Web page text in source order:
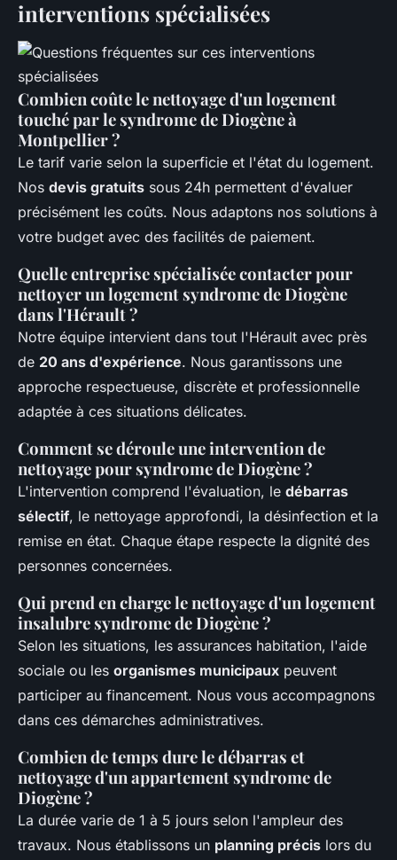
interventions spécialisées
Combien coûte le nettoyage d'un logement
touché par le syndrome de Diogène à
Montpellier ?
Le tarif varie selon la superficie et l'état du logement.
Nos devis gratuits sous 24h permettent d'évaluer
précisément les coûts. Nous adaptons nos solutions à
votre budget avec des facilités de paiement.
Quelle entreprise spécialisée contacter pour
nettoyer un logement syndrome de Diogène
dans l'Hérault ?
Notre équipe intervient dans tout l'Hérault avec près
de 20 ans d'expérience. Nous garantissons une
approche respectueuse, discrète et professionnelle
adaptée à ces situations délicates.
Comment se déroule une intervention de
nettoyage pour syndrome de Diogène ?
L'intervention comprend l'évaluation, le débarras
sélectif, le nettoyage approfondi, la désinfection et la
remise en état. Chaque étape respecte la dignité des
personnes concernées.
Qui prend en charge le nettoyage d'un logement
insalubre syndrome de Diogène ?
Selon les situations, les assurances habitation, l'aide
sociale ou les organismes municipaux peuvent
participer au financement. Nous vous accompagnons
dans ces démarches administratives.
Combien de temps dure le débarras et
nettoyage d'un appartement syndrome de
Diogène ?
La durée varie de 1 à 5 jours selon l'ampleur des
travaux. Nous établissons un planning précis lors du